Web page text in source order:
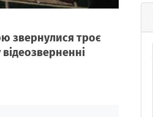
звернулися троє